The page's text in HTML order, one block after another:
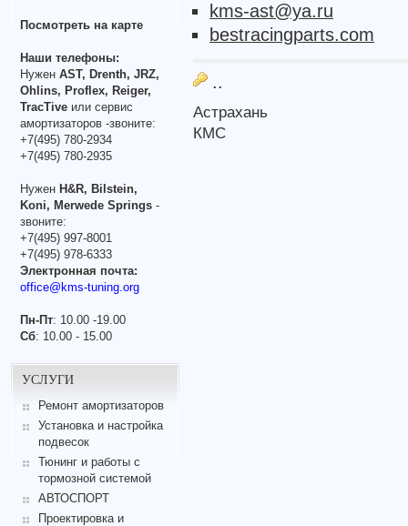
Посмотреть на карте
Наши телефоны:
Нужен AST, Drenth, JRZ,
Ohlins, Proflex, Reiger,
TracTive или сервис
амортизаторов -звоните:
+7(495) 780-2934
+7(495) 780-2935
Нужен H&R, Bilstein,
Koni, Merwede Springs -
звоните:
+7(495) 997-8001
+7(495) 978-6333
Электронная почта:
office@kms-tuning.org
Пн-Пт: 10.00 -19.00
Сб: 10.00 - 15.00
УСЛУГИ
Ремонт амортизаторов
Установка и настройка
подвесок
Тюнинг и работы с
тормозной системой
АВТОСПОРТ
Проектировка и
kms-ast@ya.ru
bestracingparts.com
..
Астрахань
КМС